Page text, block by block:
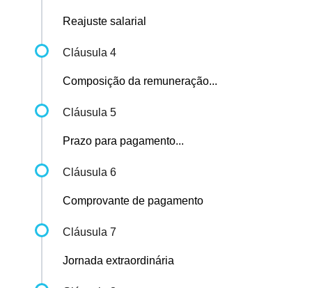
Reajuste salarial
Cláusula 4
Composição da remuneração...
Cláusula 5
Prazo para pagamento...
Cláusula 6
Comprovante de pagamento
Cláusula 7
Jornada extraordinária